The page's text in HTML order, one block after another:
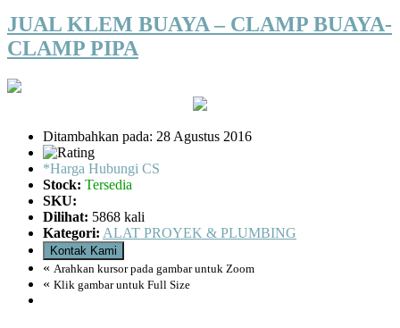
JUAL KLEM BUAYA – CLAMP BUAYA-
CLAMP PIPA
Ditambahkan pada: 28 Agustus 2016
*Harga Hubungi CS
Stock: Tersedia
SKU:
Dilihat: 5868 kali
Kategori: ALAT PROYEK & PLUMBING
Kontak Kami
« Arahkan kursor pada gambar untuk Zoom
« Klik gambar untuk Full Size